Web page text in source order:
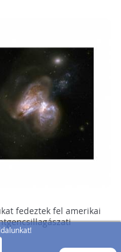
fedeztek fel amerikai